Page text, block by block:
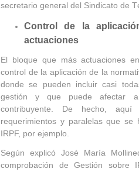
secretario general del Sindicato de
Control de la
actuaciones
El bloque que más actuaciones
control de la aplicación de la
donde se pueden incluircasi
gestióny que puede afectar
contribuyente. De hecho,
requerimientos y paralelas que
IRPF, por ejemplo.
Según explicó José María
comprobación de Gestión sobre